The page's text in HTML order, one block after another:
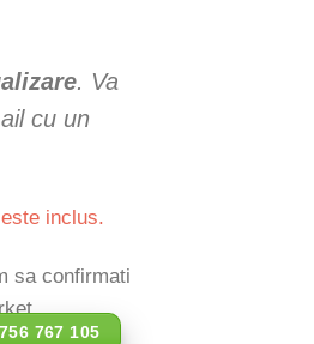
. Va
cu un
inclus.
sa confirmati
767 105